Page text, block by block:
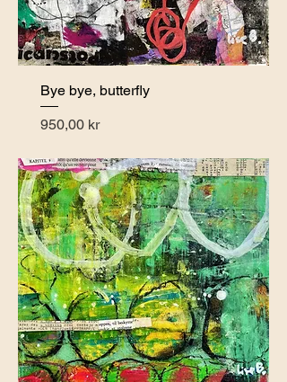
Bye bye, butterfly
Pris
950,00 kr